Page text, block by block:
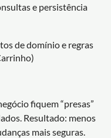
e persistência
de domínio e regras
fiquem “presas”
Resultado: menos
mais seguras.